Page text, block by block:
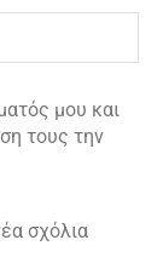
μου και
τους την
σχόλια